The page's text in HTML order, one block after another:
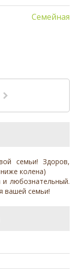
Семейная
семьи! Здоров,
колена)
любознательный.
вашей семьи!